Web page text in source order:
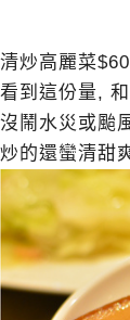
清炒高麗菜$60
看到這份量,
沒鬧水災或颱
炒的還蠻清甜